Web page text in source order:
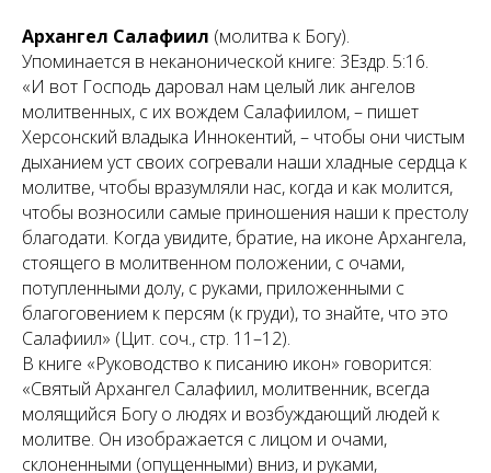
Архангел Салафиил (молитва к Богу).
Упоминается в неканонической книге: 3Ездр. 5:16.
«И вот Господь даровал нам целый лик ангелов
молитвенных, с их вождем Салафиилом, – пишет
Херсонский владыка Иннокентий, – чтобы они чистым
дыханием уст своих согревали наши хладные сердца к
молитве, чтобы вразумляли нас, когда и как молится,
чтобы возносили самые приношения наши к престолу
благодати. Когда увидите, братие, на иконе Архангела,
стоящего в молитвенном положении, с очами,
потупленными долу, с руками, приложенными с
благоговением к персям (к груди), то знайте, что это
Салафиил» (Цит. соч., стр. 11–12).
В книге «Руководство к писанию икон» говорится:
«Святый Архангел Салафиил, молитвенник, всегда
молящийся Богу о людях и возбуждающий людей к
молитве. Он изображается с лицом и очами,
склоненными (опущенными) вниз, и руками,